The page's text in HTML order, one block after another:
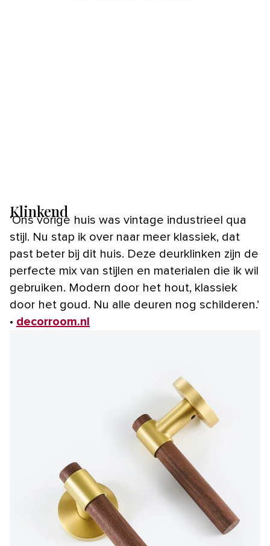
Klinkend
‘Ons vorige huis was vintage industrieel qua
stijl. Nu stap ik over naar meer klassiek, dat
past beter bij dit huis. Deze deurklinken zijn de
perfecte mix van stijlen en materialen die ik wil
gebruiken. Modern door het hout, klassiek
door het goud. Nu alle deuren nog schilderen.’
• decorroom.nl